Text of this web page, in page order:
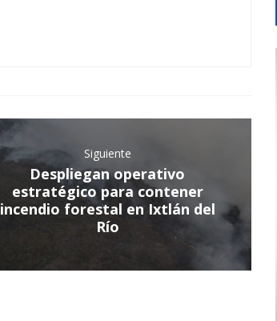
Siguiente
Despliegan operativo
estratégico para contener
incendio forestal en Ixtlán del
Río